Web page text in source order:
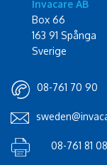
Invacare AB
Box 66
163 91 Spånga
Sverige
08-761 70 90
08-761 81 08